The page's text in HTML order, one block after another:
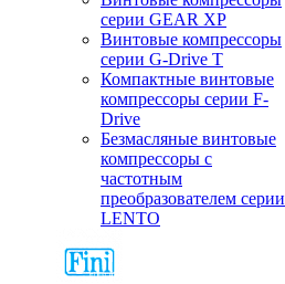
серии GEAR XP
Винтовые компрессоры
серии G-Drive T
Компактные винтовые
компрессоры серии F-
Drive
Безмасляные винтовые
компрессоры с
частотным
преобразователем серии
LENTO